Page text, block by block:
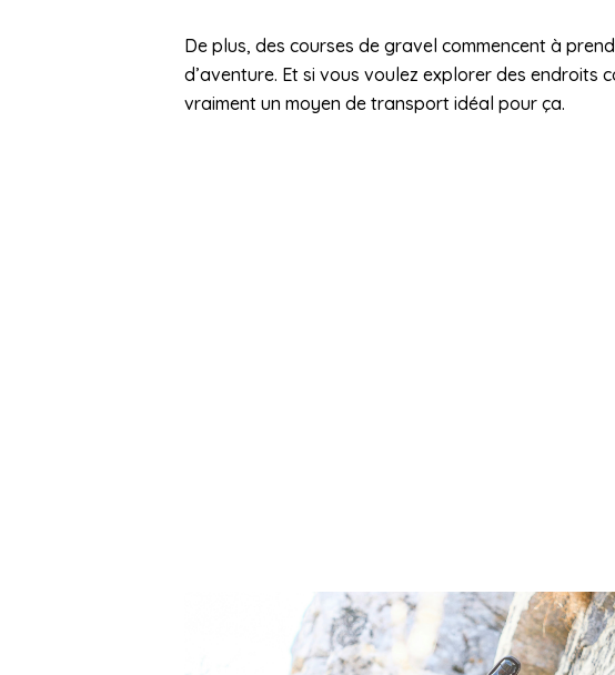
De plus, des courses de gravel commencent à
d’aventure. Et si vous voulez explorer des endroits
vraiment un moyen de transport idéal pour ça.